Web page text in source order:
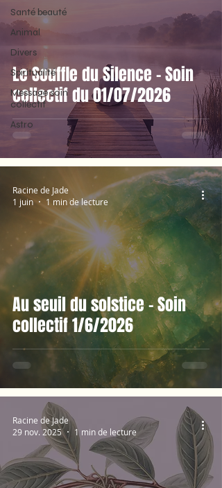
Santé beauté
Animal
Divers
Spiritualité
Message soin
collectif
Astro
Le Souffle du Silence - Soin
collectif du 01/07/2026
Au seuil du solstice - Soin
collectif 1/6/2026
Racine de Jade
1 juin
1 min de lecture
Racine de Jade
29 nov. 2025
1 min de lecture